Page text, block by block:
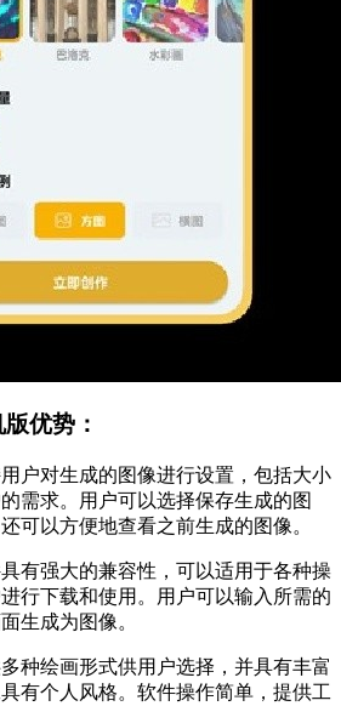
优势：
对生成的图像进行设置，包括大小
需求。用户可以选择保存生成的图
可以方便地查看之前生成的图像。
强大的兼容性，可以适用于各种操
行下载和使用。用户可以输入所需的
生成为图像。
绘画形式供用户选择，并具有丰富
有个人风格。软件操作简单，提供工